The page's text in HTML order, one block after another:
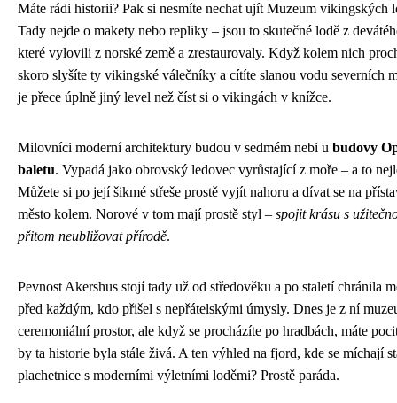
Máte rádi historii? Pak si nesmíte nechat ujít Muzeum vikingských
Tady nejde o makety nebo repliky – jsou to skutečné lodě z
které vylovili z norské země a zrestaurovaly. Když kolem nich
skoro slyšíte ty vikingské válečníky a cítíte slanou vodu severních
je přece úplně jiný level než číst si o vikingách v knížce.
Milovníci moderní architektury budou v sedmém nebi u budovy
baletu. Vypadá jako obrovský ledovec vyrůstající z moře – a to
Můžete si po její šikmé střeše prostě vyjít nahoru a dívat se na
město kolem. Norové v tom mají prostě styl – spojit krásu s
přitom neubližovat přírodě.
Pevnost Akershus stojí tady už od středověku a po staletí chránila
před každým, kdo přišel s nepřátelskými úmysly. Dnes je z ní
ceremoniální prostor, ale když se procházíte po hradbách, máte
by ta historie byla stále živá. A ten výhled na fjord, kde se míchají
plachetnice s moderními výletními loděmi? Prostě paráda.